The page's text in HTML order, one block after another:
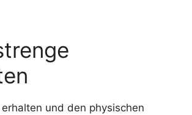
und den physischen